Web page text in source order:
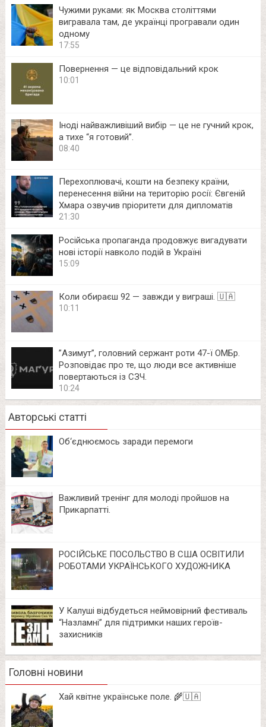
Чужими руками: як Москва століттями
вигравала там, де українці програвали один
одному
17:55
Повернення — це відповідальний крок
10:01
Іноді найважливіший вибір — це не гучний крок,
а тихе “я готовий”.
08:40
Перехоплювачі, кошти на безпеку країни,
перенесення війни на територію росії: Євгеній
Хмара озвучив пріоритети для дипломатів
21:30
Російська пропаганда продовжує вигадувати
нові історії навколо подій в Україні
15:09
Коли обираєш 92 — завжди у виграші. 🇺🇦
10:11
⁨”Азимут”, головний сержант роти 47-ї ОМБр.
Розповідає про те, що люди все активніше
повертаються із СЗЧ.
10:24
Авторські статті
Об‘єднюємось заради перемоги
Важливий тренінг для молоді пройшов на
Прикарпатті.
РОСІЙСЬКЕ ПОСОЛЬСТВО В США ОСВІТИЛИ
РОБОТАМИ УКРАЇНСЬКОГО ХУДОЖНИКА
У Калуші відбудеться неймовірний фестиваль
“Назламні” для підтримки наших героїв-
захисників
Головні новини
Хай квітне українське поле. 🌾🇺🇦